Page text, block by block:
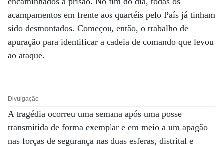
acampamentos em frente aos quartéis pelo País já tinham
sido desmontados. Começou, então, o trabalho de
apuração para identificar a cadeia de comando que levou
ao ataque.
Divulgação
A tragédia ocorreu uma semana após uma posse
transmitida de forma exemplar e em meio a um apagão
nas forças de segurança nas duas esferas, distrital e